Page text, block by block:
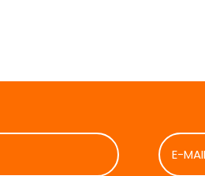
E-
MAIL
*